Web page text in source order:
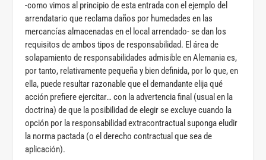
-como vimos al principio de esta entrada con el ejemplo del
arrendatario que reclama daños por humedades en las
mercancías almacenadas en el local arrendado- se dan los
requisitos de ambos tipos de responsabilidad. El área de
solapamiento de responsabilidades admisible en Alemania es,
por tanto, relativamente pequeña y bien definida, por lo que, en
ella, puede resultar razonable que el demandante elija qué
acción prefiere ejercitar… con la advertencia final (usual en la
doctrina) de que la posibilidad de elegir se excluye cuando la
opción por la responsabilidad extracontractual suponga eludir
la norma pactada (o el derecho contractual que sea de
aplicación).